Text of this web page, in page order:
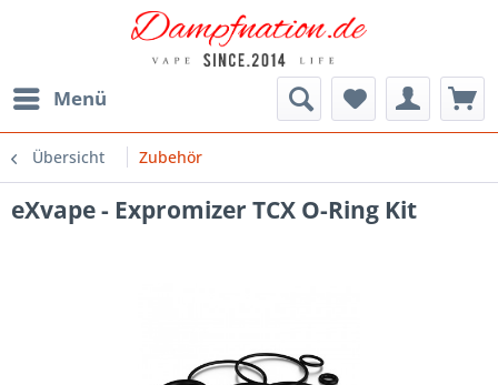
Menü
Übersicht Zubehör
eXvape - Expromizer TCX O-Ring Kit